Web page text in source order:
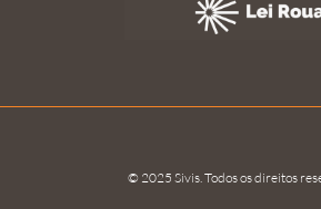
© 2025 Sivis. Todos os direitos